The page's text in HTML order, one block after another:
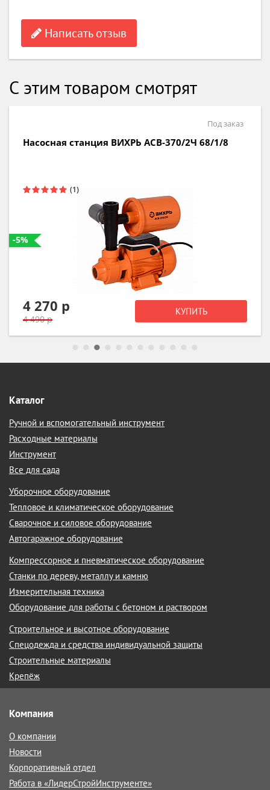
Написать отзыв
С этим товаром смотрят
Под заказ
Насосная станция ВИХРЬ АСВ-370/2Ч 68/1/8
-5%
4 270 р
4 490 р
КУПИТЬ
Каталог
Ручной и вспомогательный инструмент
Расходные материалы
Инструмент
Все для сада
Уборочное оборудование
Тепловое и климатическое оборудование
Сварочное и силовое оборудование
Автогаражное оборудование
Компрессорное и пневматическое оборудование
Станки по дереву, металлу и камню
Измерительная техника
Оборудование для работы с бетоном и раствором
Строительное и высотное оборудование
Спецодежда и средства индивидуальной защиты
Строительные материалы
Крепёж
Компания
О компании
Новости
Корпоративный отдел
Работа в «ЛидерСтройИнструменте»